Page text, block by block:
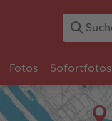
Fotos Sofortfotos